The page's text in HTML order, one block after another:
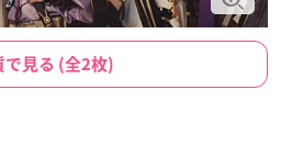
で見る (全2枚)